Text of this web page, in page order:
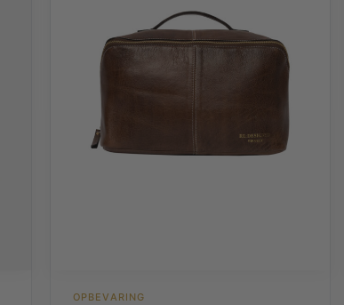
OPBEVARING